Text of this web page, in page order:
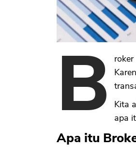
B
Kita
apa
Apa itu